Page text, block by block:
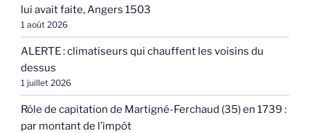
lui avait faite, Angers 1503
1 août 2026
ALERTE : climatiseurs qui chauffent les voisins du
dessus
1 juillet 2026
Rôle de capitation de Martigné-Ferchaud (35) en 1739 :
par montant de l’impôt